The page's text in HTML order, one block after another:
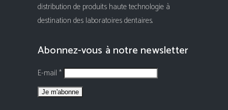
distribution de produits haute technologie à
destination des laboratoires dentaires.
Abonnez-vous à notre newsletter
E-mail *